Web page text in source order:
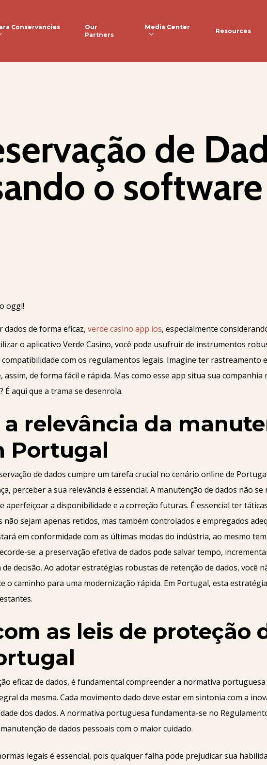
Conservancies
Our
Partners
Media Center
Resources
de
o
de forma eficaz, verde casino app ios, especialmente
o aplicativo Verde Casino, você pode usufruir de instrumentos
com os regulamentos legais. Imagine ter rastreamento
assim, de forma fácil e rápida. Mas como esse app situa sua companhia
aqui que a trama se desenrola.
relevância da
Portugal
de dados cumpre um tarefa crucial no cenário online de
perceber a sua relevância é essencial. A manutenção de dados não se
aperfeiçoar a disponibilidade e a correção futuras. É essencial ter
sejam apenas retidos, mas também controlados e empregados
em conformidade com as últimas modas do indústria, ao mesmo
se: a preservação efetiva de dados pode salvar tempo,
decisão. Ao adotar estratégias robustas de retenção de dados, você
o caminho para uma modernização rápida. Em Portugal, esta
as leis de proteção
eficaz de dados, é fundamental compreender a normativa
da mesma. Cada movimento dado deve estar em sintonia com a
dos dados. A normativa portuguesa fundamenta-se no
de dados pessoais com o maior cuidado.
legais é essencial, pois qualquer falha pode prejudicar sua